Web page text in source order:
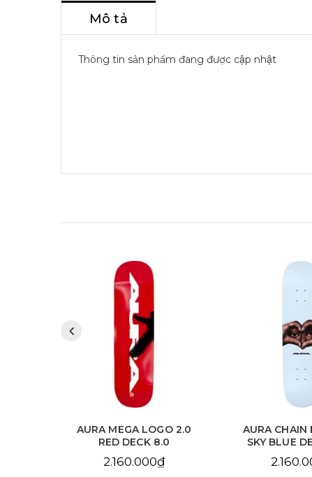
Mô tả
Thông tin sản phẩm đang được cập nhật
AURA MEGA LOGO 2.0
RED DECK 8.0
2.160.000₫
AURA CHAIN
SKY BLUE